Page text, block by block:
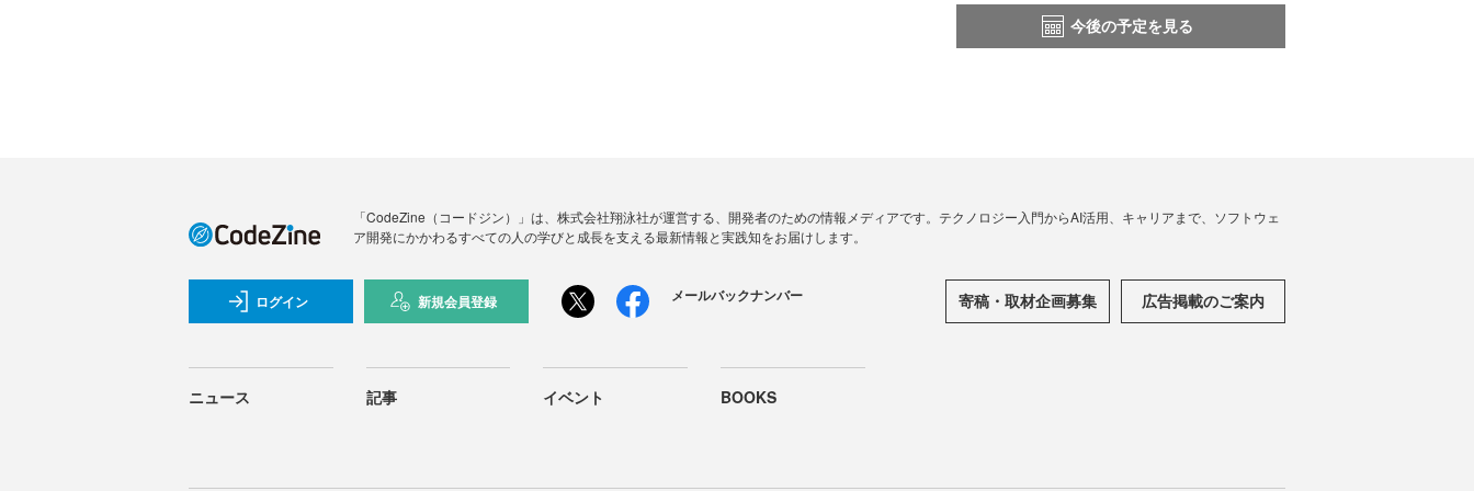
今後の予定を見る
「CodeZine（コードジン）」は、株式会社翔泳社が運営する、開発者のための情報メディアです。テクノロジー入門からAI活用、キャリアまで、ソフトウェ
ア開発にかかわるすべての人の学びと成長を支える最新情報と実践知をお届けします。
ログイン 新規会員登録 メールバックナンバー 寄稿・取材企画募集 広告掲載のご案内
ニュース 記事 イベント BOOKS